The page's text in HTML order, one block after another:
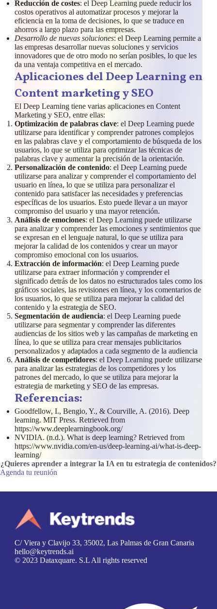
Reducción de costes: el Deep Learning puede reducir los
costos operativos al automatizar procesos y mejorar la
eficiencia en la toma de decisiones, lo que se traduce en
ahorros a largo plazo para las empresas.
Desarrollo de nuevas soluciones: el Deep Learning permite a
las empresas desarrollar nuevas soluciones y servicios
innovadores que de otro modo no serían posibles, lo que les
da una ventaja competitiva en el mercado.
Aplicaciones del Deep Learning en
Content marketing y SEO
El Deep Learning tiene varias aplicaciones en Content
Marketing y SEO, entre ellas:
Optimización de palabras clave: el Deep Learning puede
utilizarse para identificar y comprender patrones complejos
en las palabras clave y el comportamiento de búsqueda de los
usuarios, lo que se utiliza para optimizar las técnicas de
palabras clave y aumentar la precisión de la orientación.
Personalización de contenido: el Deep Learning puede
utilizarse para analizar y comprender el comportamiento del
usuario en línea, lo que se utiliza para personalizar el
contenido para satisfacer las necesidades y preferencias
específicas de los usuarios. Esto puede llevar a un mayor
compromiso del usuario y una mayor retención.
Análisis de emociones: el Deep Learning puede utilizarse
para analizar y comprender las emociones y sentimientos que
se expresan en el lenguaje natural, lo que se utiliza para
mejorar la calidad de los contenidos y crear un mayor
compromiso emocional con los usuarios.
Extracción de información: el Deep Learning puede
utilizarse para extraer información y comprender el
significado detrás de los datos no estructurados tales como los
gráficos sociales, las revisiones en línea, y los comentarios de
los usuarios, lo que se utiliza para mejorar la calidad del
contenido y la estrategia de SEO.
Segmentación de audiencia: el Deep Learning puede
utilizarse para segmentar y comprender las diferentes
audiencias de los sitios web y las campañas de marketing en
línea, lo que se utiliza para crear mensajes publicitarios
personalizados y adaptados a cada segmento de la audiencia
Análisis de competidores: el Deep Learning puede utilizarse
para analizar las estrategias de los competidores y los
patrones del mercado, lo que se utiliza para mejorar la
estrategia de marketing y SEO de las empresas.
Referencias:
Goodfellow, I., Bengio, Y., & Courville, A. (2016). Deep
learning. MIT Press. Retrieved from
https://www.deeplearningbook.org/
NVIDIA. (n.d.). What is deep learning? Retrieved from
https://www.nvidia.com/en-us/deep-learning-ai/what-is-deep-
learning/
¿Quieres aprender a integrar la IA en tu estrategia de contenidos?
Agenda tu reunión
C/ Viera y Clavijo 33, 35002, Las Palmas de Gran Canaria
hello@keytrends.ai
© 2023 Dataxquare. S.L All rights reserved